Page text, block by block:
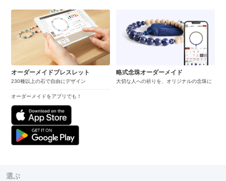
オーダーメイドブレスレット
230種以上の石で自由にデザイン
オーダーメイドをアプリでも！
略式念珠オーダーメイド
大切な人への祈りを、オリジナルの念珠に
選ぶ